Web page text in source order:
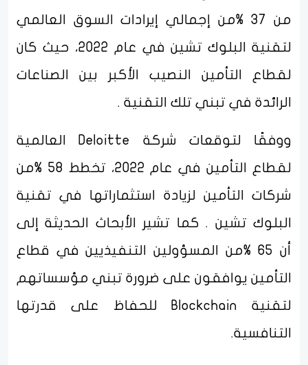
من 37 %من إجمالي إيرادات السوق العالمي
لتقنية البلوك تشين في عام 2022، حيث كان
لقطاع التأمين النصيب الأكبر بين الصناعات
الرائدة في تبني تلك التقنية .
ووفقًا لتوقعات شركة Deloitte العالمية
لقطاع التأمين في عام 2022، تخطط 58 %من
شركات التأمين لزيادة استثماراتها في تقنية
البلوك تشين . كما تشير الأبحاث الحديثة إلى
أن 65 %من المسؤولين التنفيذيين في قطاع
التأمين يوافقون على ضرورة تبني مؤسساتهم
لتقنية Blockchain للحفاظ على قدرتها
التنافسية.